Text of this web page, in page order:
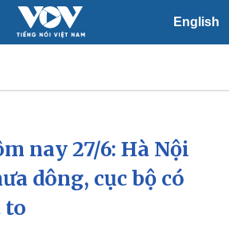
English
Xã hội
Dự báo thời tiết
nay 27/6: Hà Nội
dông, cục bộ có
to